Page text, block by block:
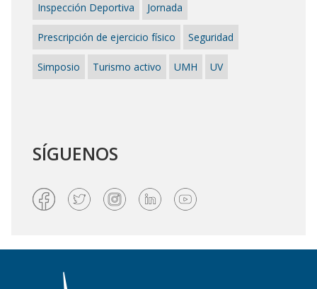
Inspección Deportiva Jornada
Prescripción de ejercicio físico Seguridad
Simposio Turismo activo UMH UV
SÍGUENOS